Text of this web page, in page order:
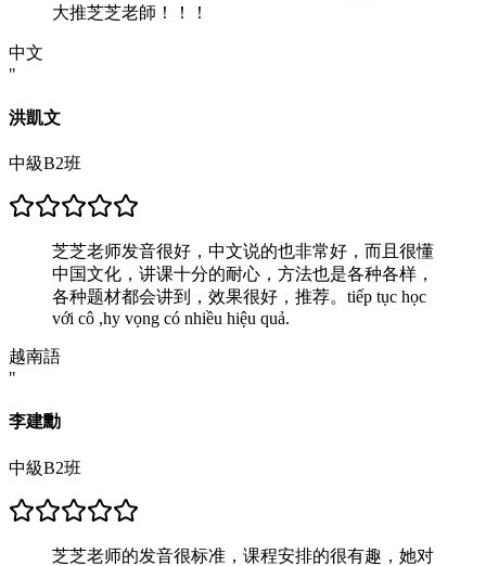
大推芝芝老師！！！
中文
"
洪凱文
中級B2班
芝芝老师发音很好，中文说的也非常好，而且很懂
中国文化，讲课十分的耐心，方法也是各种各样，
各种题材都会讲到，效果很好，推荐。tiếp tục học
với cô ,hy vọng có nhiều hiệu quả.
越南語
"
李建勳
中級B2班
芝芝老师的发音很标准，课程安排的很有趣，她对